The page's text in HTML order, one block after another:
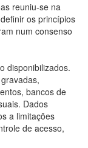
reuniu-se na
os princípios
num consenso
disponibilizados.
bancos de
Dados
a limitações
de acesso,